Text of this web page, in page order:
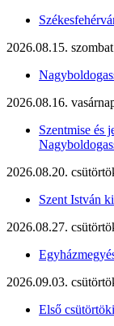
2026.08.15. szombat
2026.08.16.
Szentmise és
2026.08.20.
Szent István
2026.08.27.
2026.09.03.
Első